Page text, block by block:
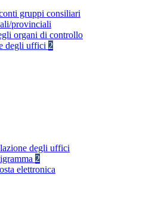
gruppi consiliari
provinciali
organi di controllo
degli uffici 2
degli uffici
2
elettronica